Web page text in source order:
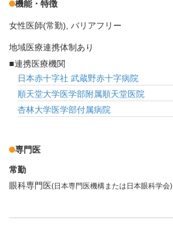
機能・特徴
女性医師(常勤) バリアフリー
地域医療連携体制あり
連携医療機関
日本赤十字社 武蔵野赤十字病院
順天堂大学医学部附属順天堂医院
杏林大学医学部付属病院
専門医
常勤
眼科専門医(日本専門医機構または日本眼科学会)